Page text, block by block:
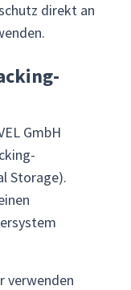
direkt an
GmbH
Storage).
verwenden